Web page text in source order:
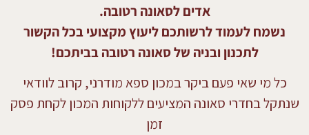
אדים לסאונה רטובה.
נשמח לעמוד לרשותכם ליעוץ מקצועי בכל הקשור
לתכנון ובניה של סאונה רטובה בביתכם!
כל מי שאי פעם ביקר במכון ספא מודרני, קרוב לוודאי
שנתקל בחדרי סאונה המציעים ללקוחות המכון לקחת פסק
זמן